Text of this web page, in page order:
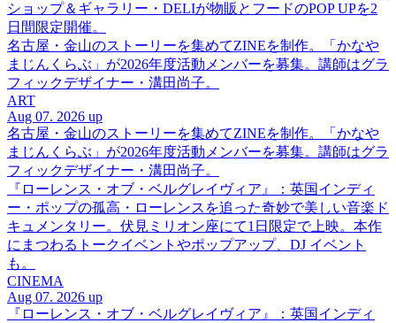
ショップ＆ギャラリー・DELIが物販とフードのPOP UPを2
日間限定開催。
名古屋・金山のストーリーを集めてZINEを制作。「かなや
まじんくらぶ」が2026年度活動メンバーを募集。講師はグラ
フィックデザイナー・溝田尚子。
ART
Aug 07. 2026 up
名古屋・金山のストーリーを集めてZINEを制作。「かなや
まじんくらぶ」が2026年度活動メンバーを募集。講師はグラ
フィックデザイナー・溝田尚子。
『ローレンス・オブ・ベルグレイヴィア』：英国インディ
ー・ポップの孤高・ローレンスを追った奇妙で美しい音楽ド
キュメンタリー。伏見ミリオン座にて1日限定で上映。本作
にまつわるトークイベントやポップアップ、DJ イベント
も。
CINEMA
Aug 07. 2026 up
『ローレンス・オブ・ベルグレイヴィア』：英国インディ